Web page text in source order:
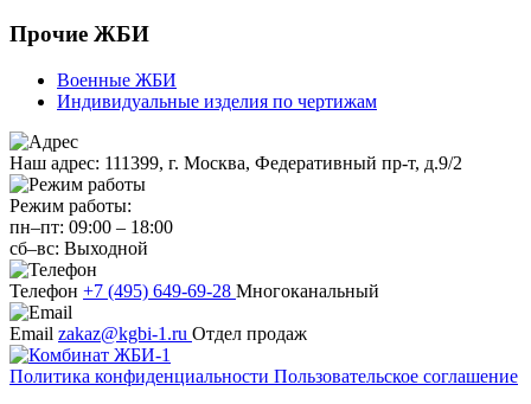
Прочие ЖБИ
Военные ЖБИ
Индивидуальные изделия по чертижам
Наш адрес: 111399, г. Москва, Федеративный пр-т, д.9/2
Режим работы:
пн–пт: 09:00 – 18:00
сб–вс: Выходной
Телефон +7 (495) 649-69-28 Многоканальный
Email zakaz@kgbi-1.ru Отдел продаж
Политика конфиденциальности Пользовательское соглашение